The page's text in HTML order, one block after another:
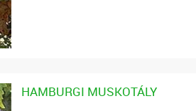
HAMBURGI MUSKOTÁLY